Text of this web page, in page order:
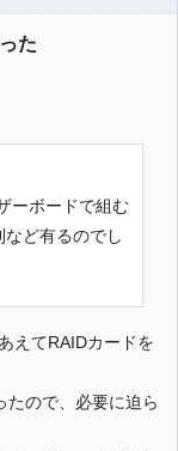
た
ーボードで組む
ど有るのでし
えてRAIDカードを
たので、必要に迫ら